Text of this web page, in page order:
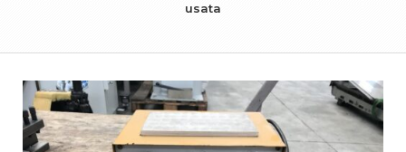
usata